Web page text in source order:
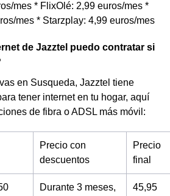
mes * FlixOlé: 2,99 euros/mes *
mes * Starzplay: 4,99 euros/mes
de Jazztel puedo contratar si
en Susqueda, Jazztel tiene
tener internet en tu hogar, aquí
de fibra o ADSL más móvil:
Precio con
descuentos
Precio
final
Durante 3 meses,
45,95